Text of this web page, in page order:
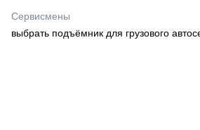
СПЕЦПРОЕКТЫ
Сервисмены
выбрать подъёмник для грузового